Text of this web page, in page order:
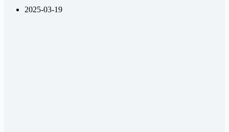
2025-03-19